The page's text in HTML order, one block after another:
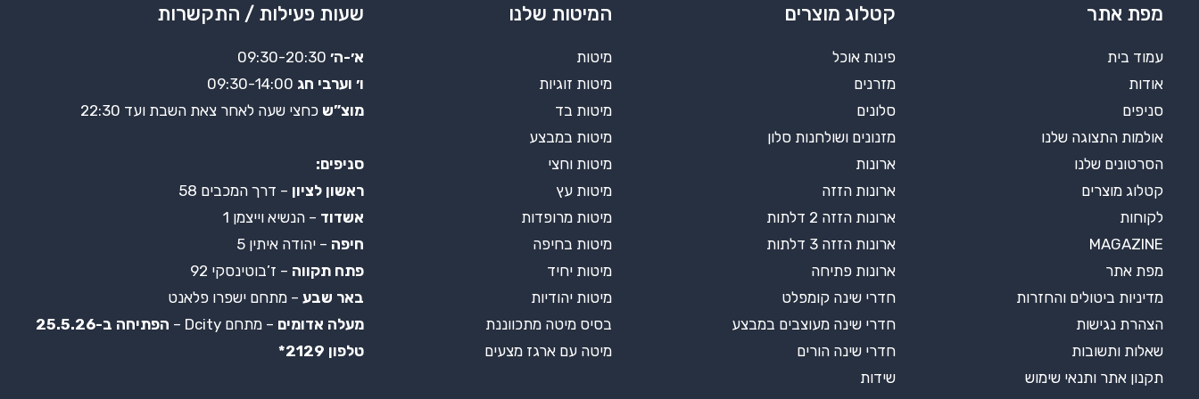
מפת אתר
עמוד בית
אודות
סניפים
אולמות התצוגה שלנו
הסרטונים שלנו
קטלוג מוצרים
לקוחות
MAGAZINE
מפת אתר
מדיניות ביטולים והחזרות
הצהרת נגישות
שאלות ותשובות
תקנון אתר ותנאי שימוש
קטלוג מוצרים
פינות אוכל
מזרנים
סלונים
מזנונים ושולחנות סלון
ארונות
ארונות הזזה
ארונות הזזה 2 דלתות
ארונות הזזה 3 דלתות
ארונות פתיחה
חדרי שינה קומפלט
חדרי שינה מעוצבים במבצע
חדרי שינה הורים
שידות
המיטות שלנו
מיטות
מיטות זוגיות
מיטות בד
מיטות במבצע
מיטות וחצי
מיטות עץ
מיטות מרופדות
מיטות בחיפה
מיטות יחיד
מיטות יהודיות
בסיס מיטה מתכווננת
מיטה עם ארגז מצעים
שעות פעילות / התקשרות
א׳-ה׳ 09:30-20:30
ו׳ וערבי חג
מוצ”ש כחצי שעה לאחר צאת השבת ועד 22:30
סניפים:
ראשון לציון – דרך המכבים 58
אשדוד – הנשיא וייצמן 1
חיפה – יהודה איתין 5
פתח תקווה – ז’בוטינסקי 92
באר שבע– מתחם ישפרו פלאנט
מעלה אדומים – מתחם Dcity –
הפתיחה ב-25.5.26
טלפון 2129*